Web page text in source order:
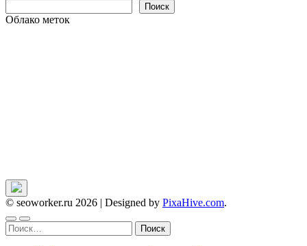
Поиск
Облако меток
© seoworker.ru 2026 | Designed by PixaHive.com.
Найти: